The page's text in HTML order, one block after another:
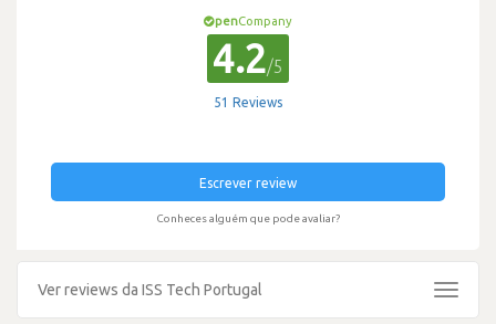
penCompany
4.2/5
51 Reviews
Escrever review
Conheces alguém que pode avaliar?
Ver reviews da ISS Tech Portugal
Toggle